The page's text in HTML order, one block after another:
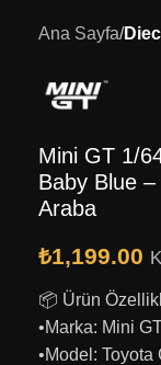
Ana Sayfa
Mini GT 1/
Baby Blue
Araba
₺1,199.00
📦 Ürün
•Marka: Mini
•Model: